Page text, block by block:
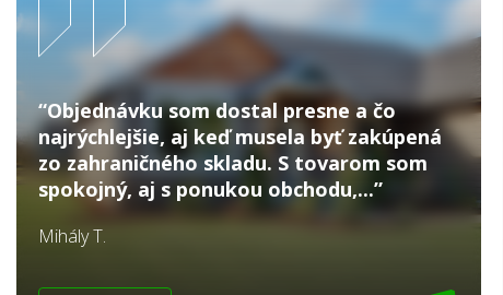
“Objednávku som dostal presne a čo
najrýchlejšie, aj keď musela byť zakúpená
zo zahraničného skladu. S tovarom som
spokojný, aj s ponukou obchodu,...”
Mihály T.